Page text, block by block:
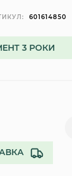
601614850
3 РОКИ